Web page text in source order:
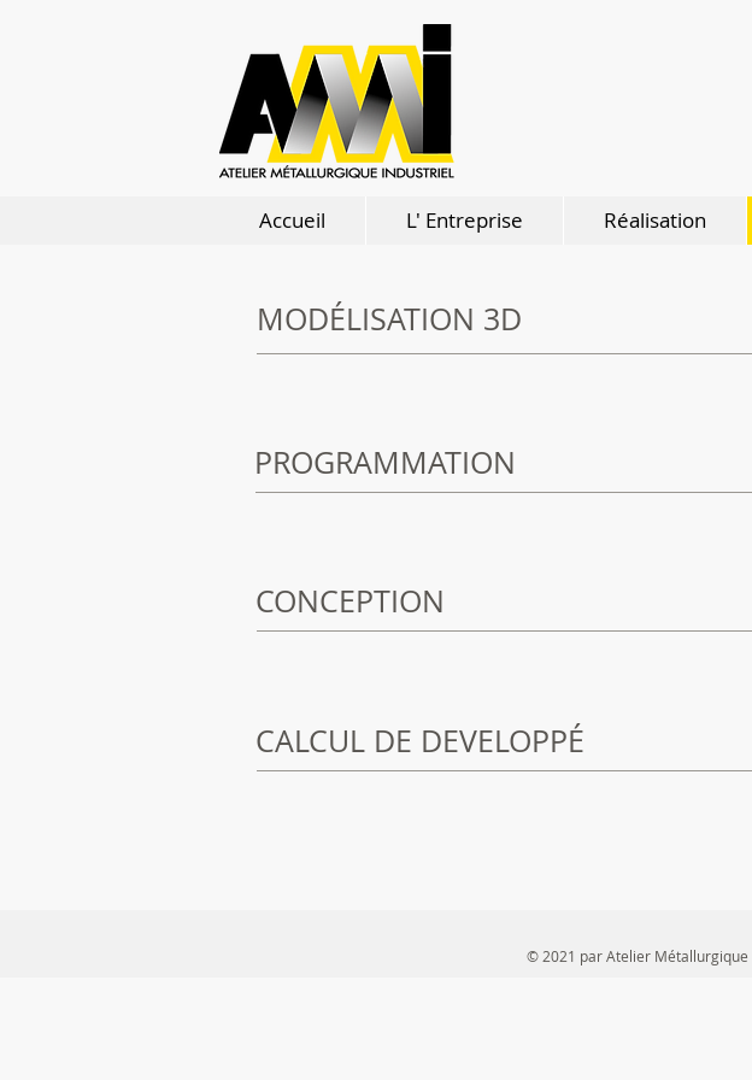
Accueil L' Entreprise Réalisation
MODÉLISATION 3D
PROGRAMMATION
CONCEPTION
CALCUL DE DEVELOPPÉ
© 2021 par Atelier Métallurgique